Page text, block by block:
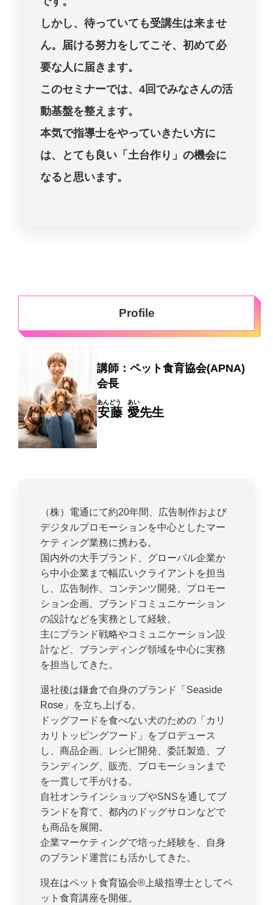
しかし、待っていても受講生は来ませ
ん。届ける努力をしてこそ、初めて必
要な人に届きます。
このセミナーでは、4回でみなさんの活
動基盤を整えます。
本気で指導士をやっていきたい方に
は、とても良い「土台作り」の機会に
なると思います。
Profile
講師：ペット食育協会(APNA)
会長
安藤 愛
あんどう あい
先生
（株）電通にて約20年間、広告制作および
デジタルプロモーションを中心としたマー
ケティング業務に携わる。
国内外の大手ブランド、グローバル企業か
ら中小企業まで幅広いクライアントを担当
し、広告制作、コンテンツ開発、プロモー
ション企画、ブランドコミュニケーション
の設計などを実務として経験。
主にブランド戦略やコミュニケーション設
計など、ブランディング領域を中心に実務
を担当してきた。
退社後は鎌倉で自身のブランド「Seaside
Rose」を立ち上げる。
ドッグフードを食べない犬のための「カリ
カリトッピングフード」をプロデュース
し、商品企画、レシピ開発、委託製造、ブ
ランディング、販売、プロモーションまで
を一貫して手がける。
自社オンラインショップやSNSを通してブ
ランドを育て、都内のドッグサロンなどで
も商品を展開。
企業マーケティングで培った経験を、自身
のブランド運営にも活かしてきた。
現在はペット食育協会®︎上級指導士としてペ
ット食育講座を開催。